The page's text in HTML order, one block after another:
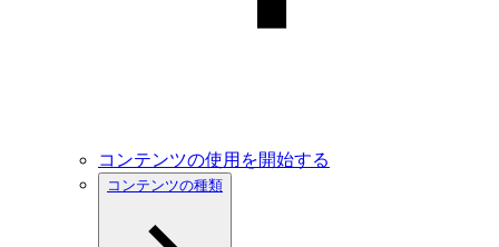
コンテンツの使用を開始する
コンテンツの種類